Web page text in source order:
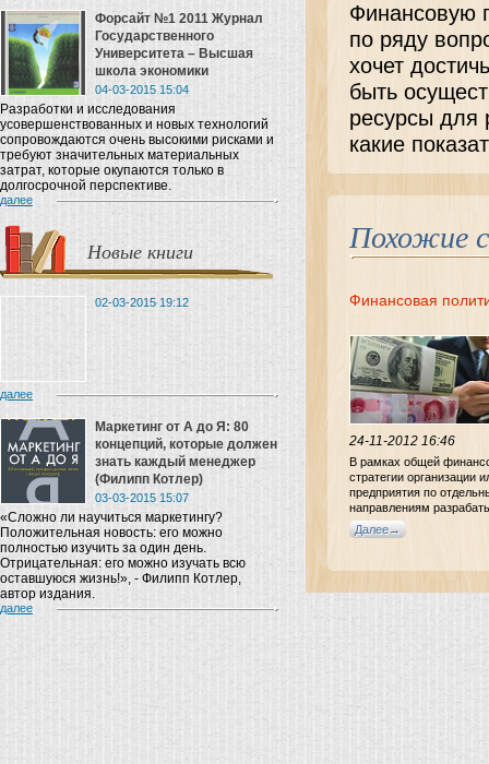
Форсайт №1 2011 Журнал
Государственного
Университета – Высшая
школа экономики
04-03-2015 15:04
Разработки и исследования
усовершенствованных и новых технологий
сопровождаются очень высокими рисками и
требуют значительных материальных
затрат, которые окупаются только в
долгосрочной перспективе.
далее
Новые книги
02-03-2015 19:12
далее
Маркетинг от A до Я: 80
концепций, которые должен
знать каждый менеджер
(Филипп Котлер)
03-03-2015 15:07
«Сложно ли научиться маркетингу?
Положительная новость: его можно
полностью изучить за один день.
Отрицательная: его можно изучать всю
оставшуюся жизнь!», - Филипп Котлер,
автор издания.
далее
Финансовую
по ряду
хочет
быть
ресурсы для
какие
Похожие
Финансовая
24-11-2012 16:46
В рамках общей
стратегии организации
предприятия по
направлениям
отдельные финансовые
финансовой политикой
разделение финансо-
Далее